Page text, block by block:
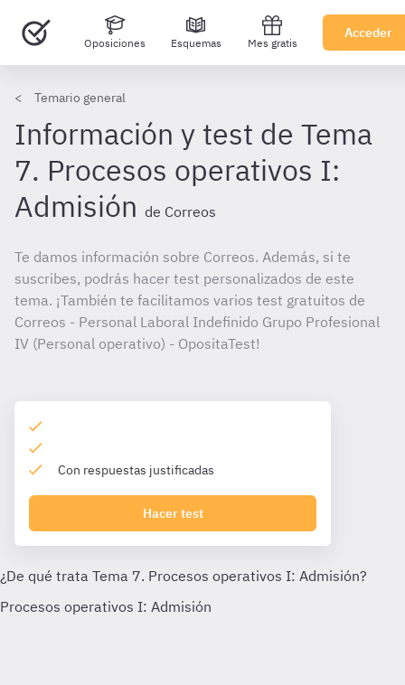
Oposiciones Esquemas Mes gratis
Acceder
Temario general
Información y test de Tema
7. Procesos operativos I:
Admisión de Correos
Te damos información sobre Correos. Además, si te
suscribes, podrás hacer test personalizados de este
tema. ¡También te facilitamos varios test gratuitos de
Correos - Personal Laboral Indefinido Grupo Profesional
IV (Personal operativo) - OpositaTest!
Con respuestas justificadas
Hacer test